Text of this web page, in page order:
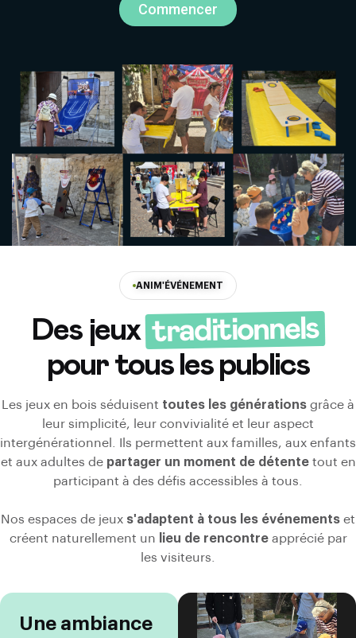
Commencer
ANIM'ÉVÉNEMENT
Des jeuxtraditionnels
pour tous les publics
Les jeux en bois séduisent toutes les générations grâce à
leur simplicité, leur convivialité et leur aspect
intergénérationnel. Ils permettent aux familles, aux enfants
et aux adultes de partager un moment de détentetout en
participant à des défis accessibles à tous.
Nos espaces de jeux s'adaptent à tous les événements et
créent naturellement un
lieu de rencontreapprécié par
les visiteurs.
Une ambiance